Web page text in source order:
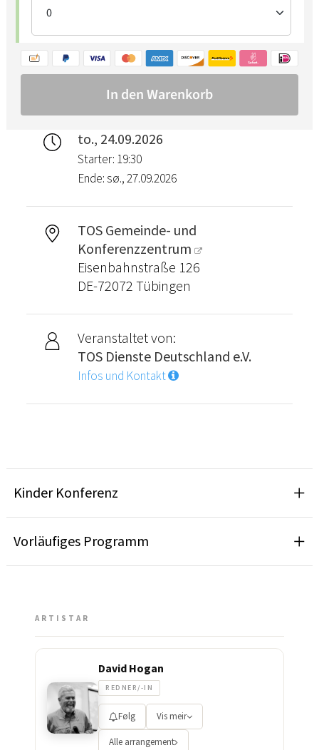
to., 24.09.2026
Starter: 19:30
Ende: sø., 27.09.2026
TOS Gemeinde- und
Konferenzzentrum
Eisenbahnstraße 126
DE-72072 Tübingen
Veranstaltet von:
TOS Dienste Deutschland e.V.
Infos und Kontakt
Kinder Konferenz
Vorläufiges Programm
ARTISTAR
David Hogan
REDNER/-IN
Følg Vis meir
Alle arrangement